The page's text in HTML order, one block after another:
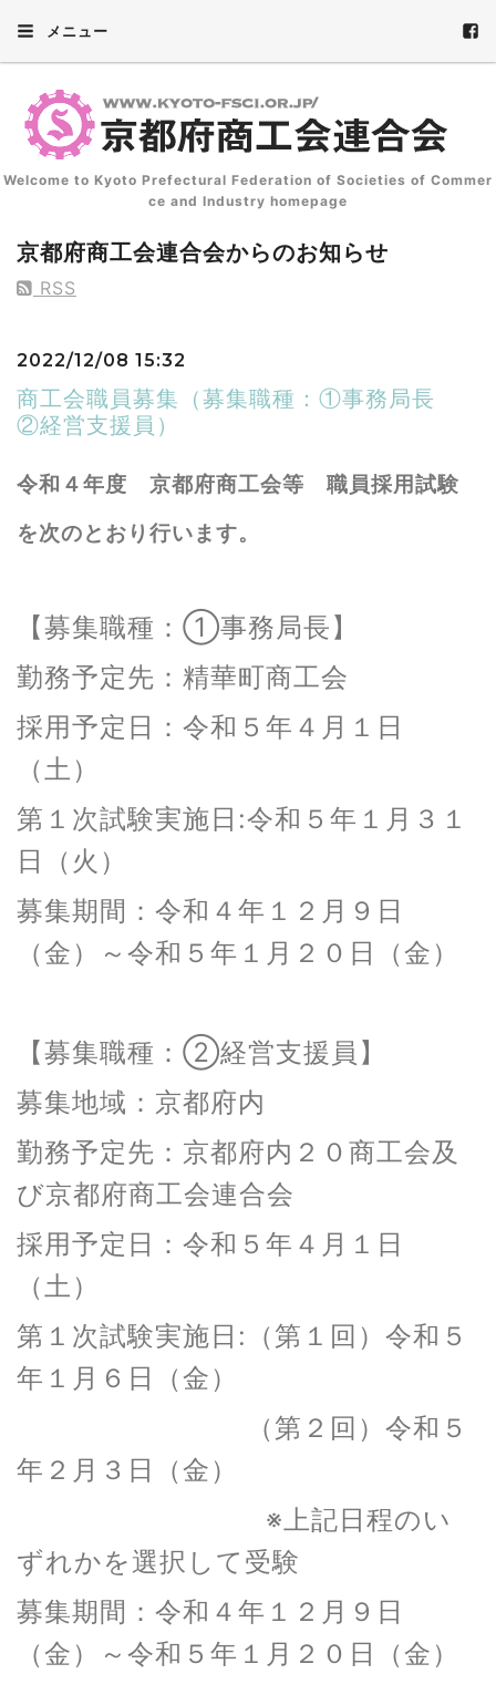
メニュー
Welcome to Kyoto Prefectural Federation of Societies of Commer
ce and Industry homepage
京都府商工会連合会からのお知らせ
RSS
2022/12/08 15:32
商工会職員募集（募集職種：①事務局長
②経営支援員）
令和４年度 京都府商工会等 職員採用試験
を次のとおり行います。
【募集職種：①事務局長】
勤務予定先：精華町商工会
採用予定日：令和５年４月１日
（土）
第１次試験実施日:令和５年１月３１
日（火）
募集期間：令和４年１２月９日
（金）～令和５年１月２０日（金）
【募集職種：②経営支援員】
募集地域：京都府内
勤務予定先：京都府内２０商工会及
び京都府商工会連合会
採用予定日：令和５年４月１日
（土）
第１次試験実施日:（第１回）令和５
年１月６日（金）
（第２回）令和５
年２月３日（金）
※上記日程のい
ずれかを選択して受験
募集期間：令和４年１２月９日
（金）～令和５年１月２０日（金）